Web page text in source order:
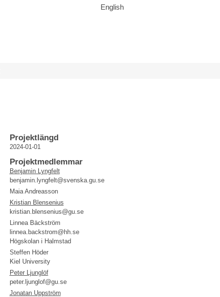
English
Projektlängd
2024-01-01
Projektmedlemmar
Benjamin Lyngfelt
benjamin.lyngfelt@svenska.gu.se
Maia Andreasson
Kristian Blensenius
kristian.blensenius@gu.se
Linnea Bäckström
linnea.backstrom@hh.se
Högskolan i Halmstad
Steffen Höder
Kiel University
Peter Ljunglöf
peter.ljunglof@gu.se
Jonatan Uppström